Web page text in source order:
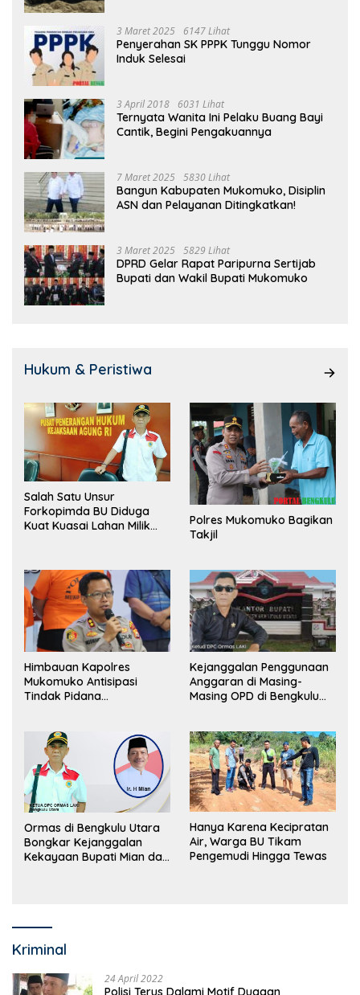
3 Maret 2025 6147 Lihat
Penyerahan SK PPPK Tunggu Nomor
Induk Selesai
3 April 2018 6031 Lihat
Ternyata Wanita Ini Pelaku Buang Bayi
Cantik, Begini Pengakuannya
7 Maret 2025 5830 Lihat
Bangun Kabupaten Mukomuko, Disiplin
ASN dan Pelayanan Ditingkatkan!
3 Maret 2025 5829 Lihat
DPRD Gelar Rapat Paripurna Sertijab
Bupati dan Wakil Bupati Mukomuko
Hukum & Peristiwa
Salah Satu Unsur
Forkopimda BU Diduga
Kuat Kuasai Lahan Milik
Polres Mukomuko Bagikan
Takjil
Himbauan Kapolres
Mukomuko Antisipasi
Tindak Pidana
Kejanggalan Penggunaan
Anggaran di Masing-
Masing OPD di Bengkulu
Ormas di Bengkulu Utara
Bongkar Kejanggalan
Kekayaan Bupati Mian dan
Hanya Karena Kecipratan
Air, Warga BU Tikam
Pengemudi Hingga Tewas
Kriminal
24 April 2022
Polisi Terus Dalami Motif Dugaan